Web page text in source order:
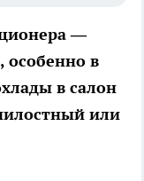
—
особенно в
в салон
или